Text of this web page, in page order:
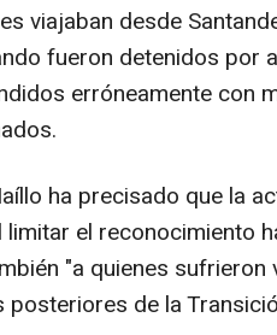
viajaban desde
fueron detenidos por
erróneamente con
ha precisado que la
el reconocimiento
"a quienes sufrieron
de la